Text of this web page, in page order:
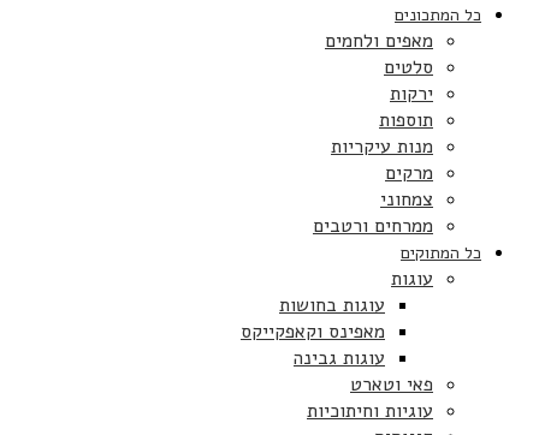
כל המתכונים
מאפים ולחמים
סלטים
ירקות
תוספות
מנות עיקריות
מרקים
צמחוני
ממרחים ורטבים
כל המתוקים
עוגות
עוגות בחושות
מאפינס וקאפקייקס
עוגות גבינה
פאי וטארט
עוגיות וחיתוכיות